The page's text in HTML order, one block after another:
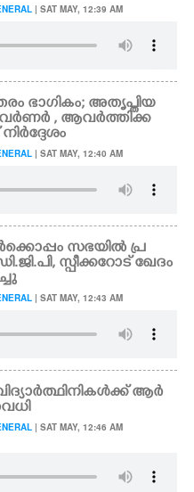
| SAT MAY, 12:39 AM
ഭാഗികം; അതൃപ്തിയ
ഗവർണർ , ആവർത്തിക്ക
| SAT MAY, 12:40 AM
സഭയിൽ പ്ര
സ്പീക്കറോട് ഖേദം
| SAT MAY, 12:43 AM
ആർ
| SAT MAY, 12:46 AM